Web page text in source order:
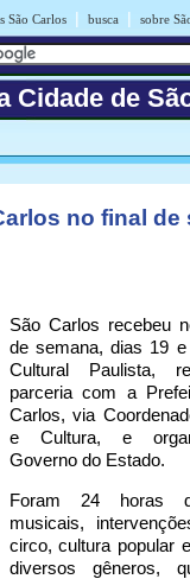
São Carlos | busca | sobre
Cidade de
no final de
São Carlos recebeu
de semana, dias 19
Cultural Paulista,
parceria com a
Carlos, via
e Cultura, e
Governo do Estado.
Foram 24 horas
musicais,
circo, cultura popular
diversos gêneros,